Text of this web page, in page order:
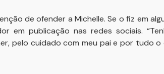
de ofender a Michelle. Se o fiz em
em publicação nas redes sociais.
pelo cuidado com meu pai e por tudo